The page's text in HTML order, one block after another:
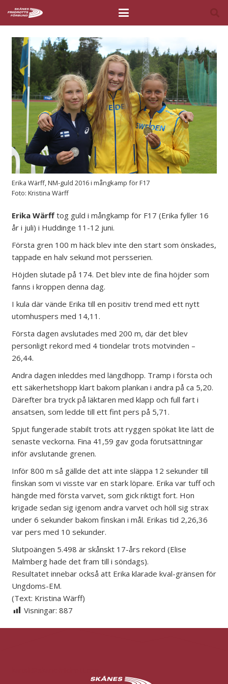
Erika Wärff, NM-guld 2016 i mångkamp för F17
Foto: Kristina Wärff
Erika Wärfftog guld i mångkamp för F17 (Erika fyller 16
år i juli) i Huddinge 11-12 juni.
Första gren 100 m häck blev inte den start som önskades,
tappade en halv sekund mot persserien.
Höjden slutade på 174. Det blev inte de fina höjder som
fanns i kroppen denna dag.
I kula där vände Erika till en positiv trend med ett nytt
utomhuspers med 14,11.
Första dagen avslutades med 200 m, där det blev
personligt rekord med 4 tiondelar trots motvinden –
26,44.
Andra dagen inleddes med längdhopp. Tramp i första och
ett säkerhetshopp klart bakom plankan i andra på ca 5,20.
Därefter bra tryck på läktaren med klapp och full fart i
ansatsen, som ledde till ett fint pers på 5,71.
Spjut fungerade stabilt trots att ryggen spökat lite lätt de
senaste veckorna. Fina 41,59 gav goda förutsättningar
inför avslutande grenen.
Inför 800 m så gällde det att inte släppa 12 sekunder till
finskan som vi visste var en stark löpare. Erika var tuff och
hängde med första varvet, som gick riktigt fort. Hon
krigade sedan sig igenom andra varvet och höll sig strax
under 6 sekunder bakom finskan i mål. Erikas tid 2,26,36
var pers med 10 sekunder.
Slutpoängen 5.498 är skånskt 17-års rekord (Elise
Malmberg hade det fram till i söndags).
Resultatet innebar också att Erika klarade kval-gränsen för
Ungdoms-EM.
(Text: Kristina Wärff)
Visningar: 887